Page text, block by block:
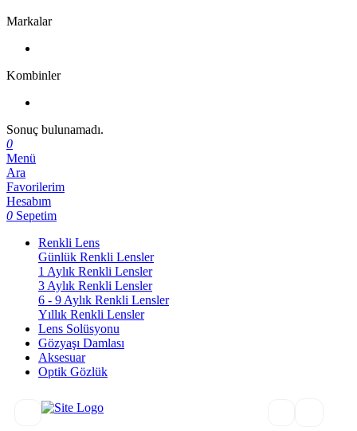
Markalar
Kombinler
Sonuç bulunamadı.
0
Menü
Ara
Favorilerim
Hesabım
0 Sepetim
Renkli Lens
Günlük Renkli Lensler
1 Aylık Renkli Lensler
3 Aylık Renkli Lensler
6 - 9 Aylık Renkli Lensler
Yıllık Renkli Lensler
Lens Solüsyonu
Gözyaşı Damlası
Aksesuar
Optik Gözlük